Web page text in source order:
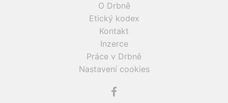
O Drbně
Etický kodex
Kontakt
Inzerce
Práce v Drbně
Nastavení cookies